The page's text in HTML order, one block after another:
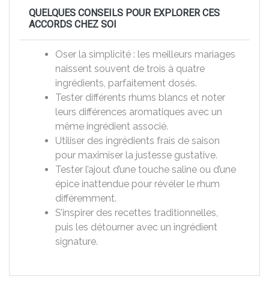
QUELQUES CONSEILS POUR EXPLORER CES
ACCORDS CHEZ SOI
Oser la simplicité : les meilleurs mariages
naissent souvent de trois à quatre
ingrédients, parfaitement dosés.
Tester différents rhums blancs et noter
leurs différences aromatiques avec un
même ingrédient associé.
Utiliser des ingrédients frais de saison
pour maximiser la justesse gustative.
Tester l’ajout d’une touche saline ou d’une
épice inattendue pour révéler le rhum
différemment.
S’inspirer des recettes traditionnelles,
puis les détourner avec un ingrédient
signature.